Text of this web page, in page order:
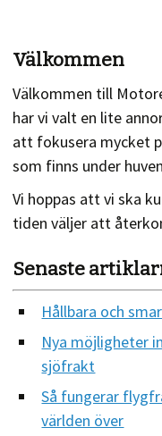
Välkommen
Välkommen till
har vi valt en lite
att fokusera mycket
som finns under
Vi hoppas att vi ska
tiden väljer att
Senaste
Hållbara och
Nya möjligheter
sjöfrakt
Så fungerar
världen över